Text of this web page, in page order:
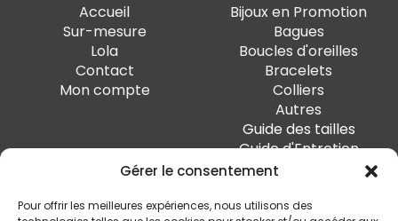
Gérer le consentement
Pour offrir les meilleures expériences, nous utilisons des
Accueil
Sur-mesure
Lola
Contact
Mon compte
Bijoux en Promotion
Bagues
Boucles d'oreilles
Bracelets
Colliers
Autres
Guide des tailles
Guide d'Entretien